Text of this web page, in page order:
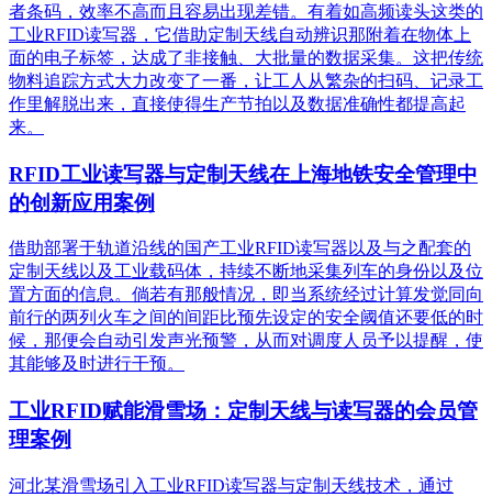
者条码，效率不高而且容易出现差错。有着如高频读头这类的
工业RFID读写器，它借助定制天线自动辨识那附着在物体上
面的电子标签，达成了非接触、大批量的数据采集。这把传统
物料追踪方式大力改变了一番，让工人从繁杂的扫码、记录工
作里解脱出来，直接使得生产节拍以及数据准确性都提高起
来。
RFID工业读写器与定制天线在上海地铁安全管理中
的创新应用案例
借助部署于轨道沿线的国产工业RFID读写器以及与之配套的
定制天线以及工业载码体，持续不断地采集列车的身份以及位
置方面的信息。倘若有那般情况，即当系统经过计算发觉同向
前行的两列火车之间的间距比预先设定的安全阈值还要低的时
候，那便会自动引发声光预警，从而对调度人员予以提醒，使
其能够及时进行干预。
工业RFID赋能滑雪场：定制天线与读写器的会员管
理案例
河北某滑雪场引入工业RFID读写器与定制天线技术，通过